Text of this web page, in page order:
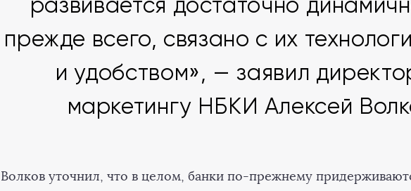
развивается достаточно
прежде всего, связано с их
и удобством», — заявил
маркетингу НБКИ Алексей
Волков уточнил, что в целом, банки по-прежнему